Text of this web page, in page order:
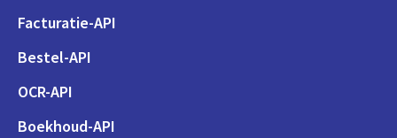
Facturatie-API
Bestel-API
OCR-API
Boekhoud-API